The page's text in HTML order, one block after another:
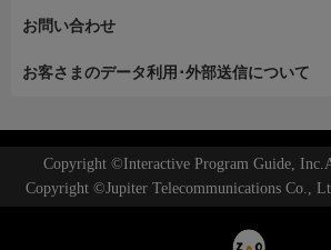
お問い合わせ
お客さまのデータ利用･外部送信について
Copyright ©Interactive Program Guide,
Copyright ©Jupiter Telecommunications Co.,